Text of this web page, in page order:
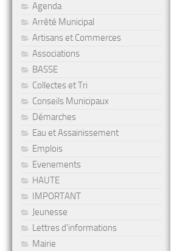
Agenda
Arrêté Municipal
Artisans et Commerces
Associations
BASSE
Collectes et Tri
Conseils Municipaux
Démarches
Eau et Assainissement
Emplois
Evenements
HAUTE
IMPORTANT
Jeunesse
Lettres d'informations
Mairie